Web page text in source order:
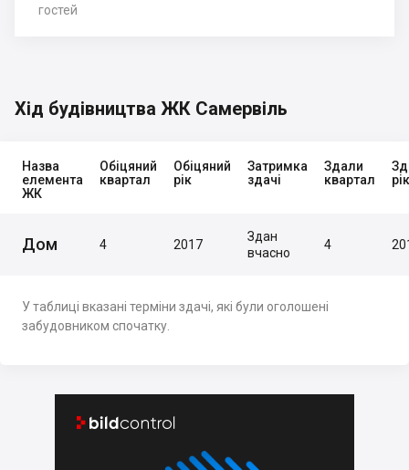
гостей
Хід будівництва ЖК Самервіль
Назва
елемента
ЖК
Обіцяний
квартал
Обіцяний
рік
Затримка
здачі
Здали
квартал
рік
Дом 4 2017
Здан
вчасно
4
У таблиці вказані терміни здачі, які були оголошені
забудовником спочатку.
 